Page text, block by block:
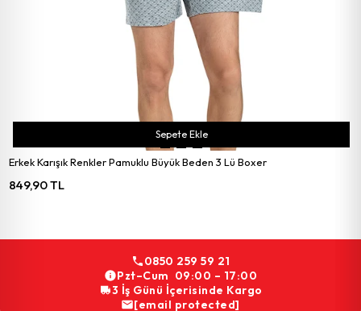
Erkek Karışık Renkler Pamuklu Büyük Beden 3 Lü Boxer
849,90 TL
Sepete Ekle
0850 259 59 21
Pzt–Cum 09:00 – 17:00
3 İş Günü İçerisinde Kargo
[email protected]